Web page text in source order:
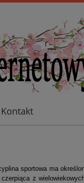
Kontakt
sportowa ma
z